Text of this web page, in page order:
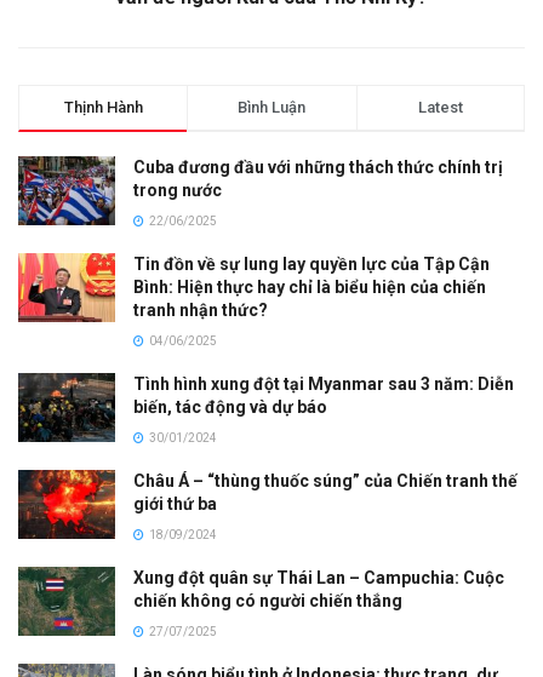
Thịnh Hành Bình Luận Latest
Cuba đương đầu với những thách thức chính trị
trong nước
22/06/2025
Tin đồn về sự lung lay quyền lực của Tập Cận
Bình: Hiện thực hay chỉ là biểu hiện của chiến
tranh nhận thức?
04/06/2025
Tình hình xung đột tại Myanmar sau 3 năm: Diễn
biến, tác động và dự báo
30/01/2024
Châu Á – “thùng thuốc súng” của Chiến tranh thế
giới thứ ba
18/09/2024
Xung đột quân sự Thái Lan – Campuchia: Cuộc
chiến không có người chiến thắng
27/07/2025